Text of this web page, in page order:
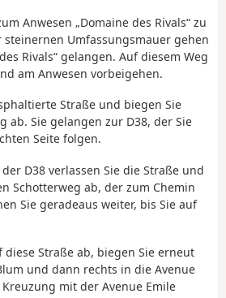
Anwesen „Domaine des Rivals“ zu
Umfassungsmauer gehen
Rivals“ gelangen. Auf diesem Weg
am Anwesen vorbeigehen.
Straße und biegen Sie
ab. Sie gelangen zur D38, der Sie
Seite folgen.
D38 verlassen Sie die Straße und
Schotterweg ab, der zum Chemin
Sie geradeaus weiter, bis Sie auf
diese Straße ab, biegen Sie erneut
und dann rechts in die Avenue
mit der Avenue Emile